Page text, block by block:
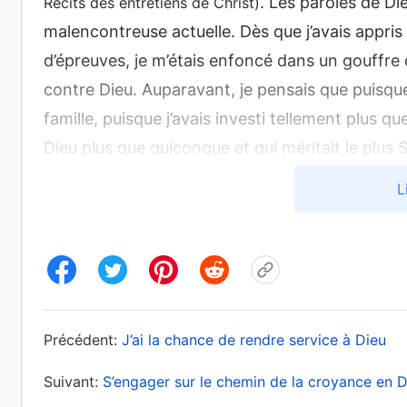
malencontreuse actuelle. Dès que j’avais
d’épreuves, je m’étais enfoncé dans un
contre Dieu. Auparavant, je pensais que
famille, puisque j’avais investi tellement plus
Dieu plus que quiconque et qui méritait le plus
de rejeter mon désir de bénédictions. Plus
suis conscient que votre dévotion n’est que
résolution et le prix que vous payez ne sont-
Précédent: J’ai la chance de rendre service à Dieu
Suivant: S’engager sur le chemin de la croyance en